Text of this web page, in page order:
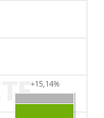
+15,14%
+15,14%